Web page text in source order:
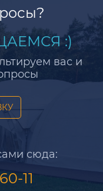
:)
вас и
сюда:
11